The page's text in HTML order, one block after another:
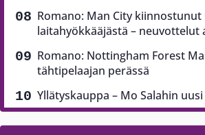
Romano: Man City kiinnostunut
laitahyökkääjästä – neuvottelut
Romano: Nottingham Forest
tähtipelaajan perässä
Yllätyskauppa – Mo Salahin